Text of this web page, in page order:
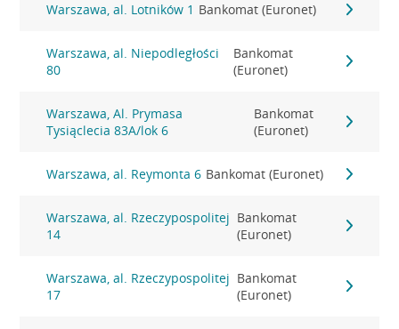
Warszawa, al. Lotników 1 Bankomat (Euronet)
Warszawa, al. Niepodległości
80
Bankomat
(Euronet)
Warszawa, Al. Prymasa
Tysiąclecia 83A/lok 6
Bankomat
(Euronet)
Warszawa, al. Reymonta 6 Bankomat (Euronet)
Warszawa, al. Rzeczypospolitej
14
Bankomat
(Euronet)
Warszawa, al. Rzeczypospolitej
17
Bankomat
(Euronet)